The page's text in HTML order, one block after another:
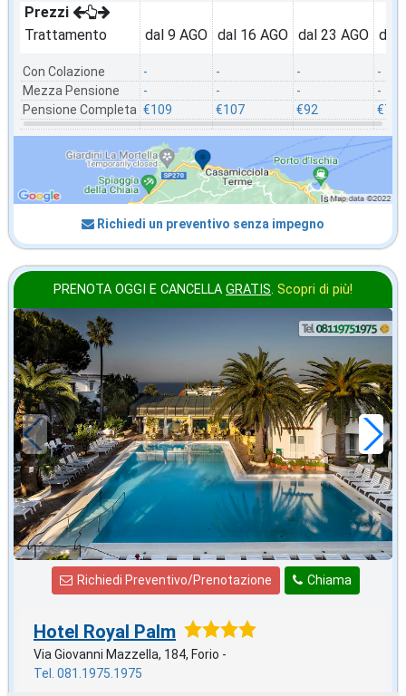
Prezzi
Trattamento
Con Colazione
Mezza Pensione
Pensione Completa
dal 9 AGO
-
-
€109
dal 16 AGO
-
-
€107
dal 23 AGO
-
-
€92
dal
-
-
€78
Richiedi un preventivo senza impegno
PRENOTA OGGI E CANCELLA GRATIS. Scopri di più!
2026 FERRAGOSTO
in offerta da
€100,00
a notte
Chiama
Richiedi Preventivo/Prenotazione
Hotel Royal Palm
Via Giovanni Mazzella, 184, Forio -
Tel. 081.1975.1975